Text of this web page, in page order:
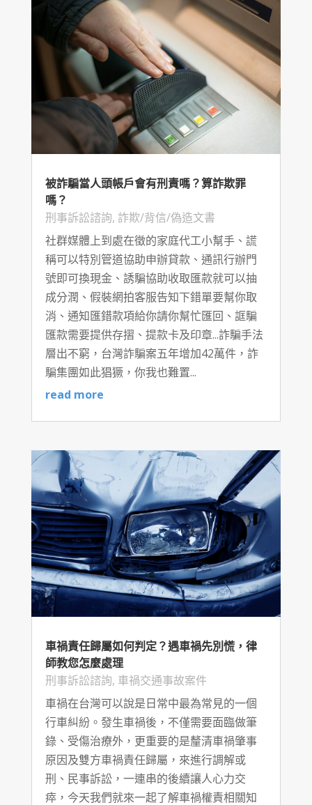
被詐騙當人頭帳戶會有刑責嗎？算詐欺罪
嗎？
刑事訴訟諮詢, 詐欺/背信/偽造文書
社群媒體上到處在徵的家庭代工小幫手、謊
稱可以特別管道協助申辦貸款、通訊行辦門
號即可換現金、誘騙協助收取匯款就可以抽
成分潤、假裝網拍客服告知下錯單要幫你取
消、通知匯錯款項給你請你幫忙匯回、誆騙
匯款需要提供存摺、提款卡及印章...詐騙手法
層出不窮，台灣詐騙案五年增加42萬件，詐
騙集團如此猖獗，你我也難置...
read more
車禍責任歸屬如何判定？遇車禍先別慌，律
師教您怎麼處理
刑事訴訟諮詢, 車禍交通事故案件
車禍在台灣可以說是日常中最為常見的一個
行車糾紛。發生車禍後，不僅需要面臨做筆
錄、受傷治療外，更重要的是釐清車禍肇事
原因及雙方車禍責任歸屬，來進行調解或
刑、民事訴訟，一連串的後續讓人心力交
瘁，今天我們就來一起了解車禍權責相關知